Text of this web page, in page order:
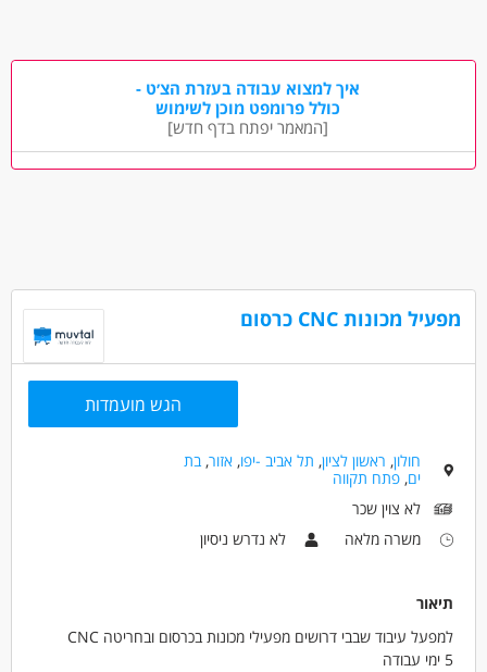
מכונות, ייצור ותעשיה - כרסם /חרט
עבודה מיידית
המגזר החרדי
בני 50 פלוס
בני 40 פלוס
איך למצוא עבודה בעזרת הצ׳ט -
כולל פרומפט מוכן לשימוש
[המאמר יפתח בדף חדש]
מפעיל מכונות CNC כרסום
הגש מועמדות
חולון, ראשון לציון, תל אביב -יפו,אזור,בת
ים,פתח תקווה
לא צוין שכר
משרה מלאה
לא נדרש ניסיון
תיאור
למפעל עיבוד שבבי דרושים מפעילי מכונות בכרסום ובחריטה CNC
5 ימי עבודה